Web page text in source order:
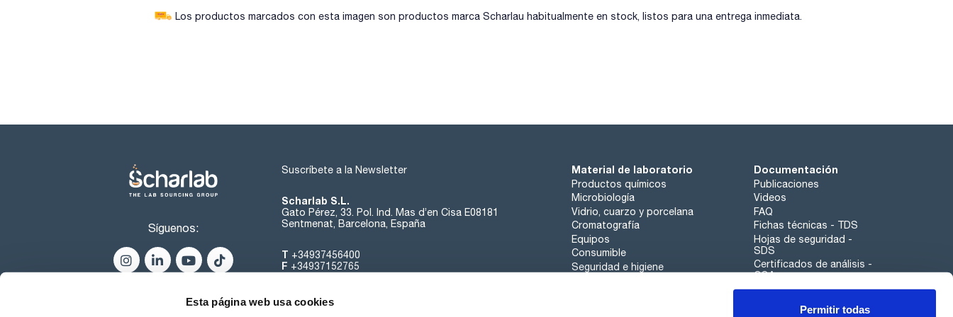
Esta página web usa cookies
Permitir todas
- Frases P-GHS: P210 - P303+P361+P353 - P305+P351+P338 - P370+P378 - P405 - P501a
Los productos marcados con esta imagen son productos marca Scharlau habitualmente en stock, listos para una entrega inmediata.
Síguenos:
Suscríbete a la Newsletter
Scharlab S.L.
Gato Pérez, 33. Pol. Ind. Mas d’en Cisa E08181
Sentmenat, Barcelona, España
T +34937456400
F +34937152765
Material de laboratorio
Productos químicos
Microbiología
Vidrio, cuarzo y porcelana
Cromatografía
Equipos
Consumible
Seguridad e higiene
Documentación
Publicaciones
Videos
FAQ
Fichas técnicas - TDS
Hojas de seguridad -
SDS
Certificados de análisis -
COA
Aplicaciones